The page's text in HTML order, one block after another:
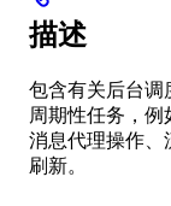
描述
包含有关后台调
周期性任务，例
消息代理操作、
刷新。